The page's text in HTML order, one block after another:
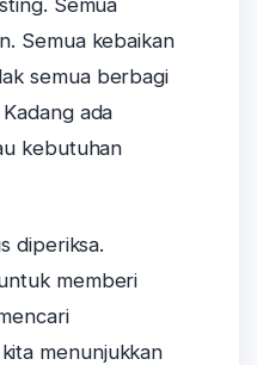
Semua
Semua kebaikan
semua berbagi
ada
kebutuhan
diperiksa.
memberi
menunjukkan